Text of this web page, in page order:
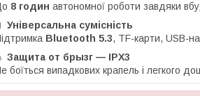
8 годин автономної роботи завдяки
Універсальна сумісність
Bluetooth 5.3, TF-карти, USB-
Защита от брызг — IPX3
боїться випадкових крапель і легкого